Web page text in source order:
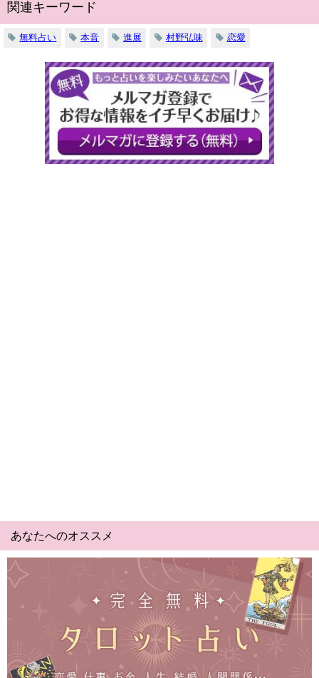
関連キーワード
無料占い 本音 進展 村野弘味 恋愛
あなたへのオススメ